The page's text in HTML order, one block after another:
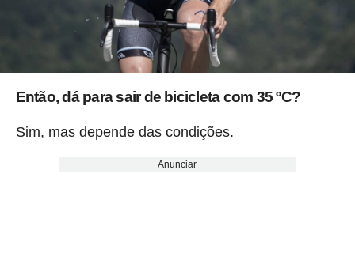
Então, dá para sair de bicicleta com 35 ºC?
Sim, mas depende das condições.
Anunciar